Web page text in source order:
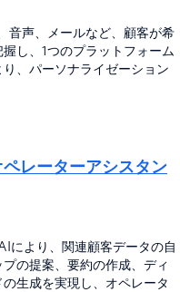
声、メールなど、顧客が希
し、1つのプラットフォーム
、パーソナライゼーション
ペレーターアシスタン
より、関連顧客データの自
の提案、要約の作成、ディ
生成を実現し、オペレータ